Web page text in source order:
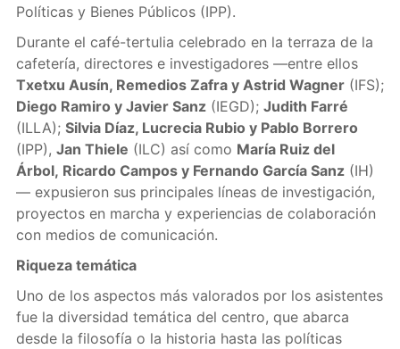
Políticas y Bienes Públicos (IPP).
Durante el café-tertulia celebrado en la terraza de la
cafetería, directores e investigadores —entre ellos
Txetxu Ausín, Remedios Zafra y Astrid Wagner(IFS);
Diego Ramiro y Javier Sanz(IEGD); Judith Farré
(ILLA); Silvia Díaz, Lucrecia Rubio y Pablo Borrero
(IPP), Jan Thiele (ILC) así como María Ruiz del
Árbol, Ricardo Campos y Fernando García Sanz(IH)
— expusieron sus principales líneas de investigación,
proyectos en marcha y experiencias de colaboración
con medios de comunicación.
Riqueza temática
Uno de los aspectos más valorados por los asistentes
fue la diversidad temática del centro, que abarca
desde la filosofía o la historia hasta las políticas